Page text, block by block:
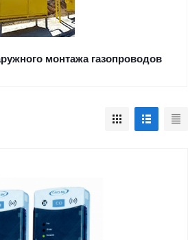
монтажа газопроводов